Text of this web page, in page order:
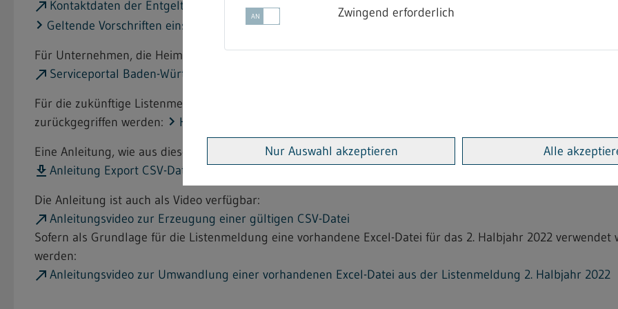
Kontaktdaten der Entgeltüberwachungsstellen bei den Regierungspräsidien
Geltende Vorschriften einschließlich der bindenden Festsetzungen
Für Unternehmen, die Heimarbeit vergeben und nach § 6 Heimarbeitsgesetz zur Listenführung verpflichtet
Serviceportal Baden-Württemberg
Für die zukünftige Listenmeldung über das Serviceportal BW kann ab der Meldung für das erste Halbjahr
zurückgegriffen werden:
Heimarbeiterliste.xlsx [XLSX; nicht barrierefrei]
Eine Anleitung, wie aus dieser Excel-Datei eine für das Serviceportal BW verarbeitbare Datei abgespeichert
Anleitung Export CSV-Datei [PDF; nicht barrierefrei]
Die Anleitung ist auch als Video verfügbar:
Anleitungsvideo zur Erzeugung einer gültigen CSV-Datei
Sofern als Grundlage für die Listenmeldung eine vorhandene Excel-Datei für das 2. Halbjahr 2022
werden:
Anleitungsvideo zur Umwandlung einer vorhandenen Excel-Datei aus der Listenmeldung 2. Halbjahr 2022
Zwingend erforderlich
Nur Auswahl akzeptieren Alle